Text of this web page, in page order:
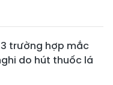
trường hợp mắc
do hút thuốc lá